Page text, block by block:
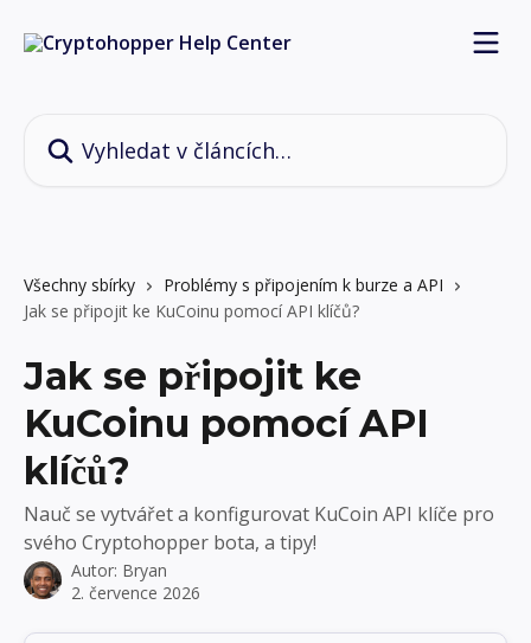
Všechny sbírky
Problémy s připojením k burze a API
Jak se připojit ke KuCoinu pomocí API klíčů?
Jak se připojit ke
KuCoinu pomocí API
klíčů?
Nauč se vytvářet a konfigurovat KuCoin API klíče pro
svého Cryptohopper bota, a tipy!
Autor: Bryan
2. července 2026